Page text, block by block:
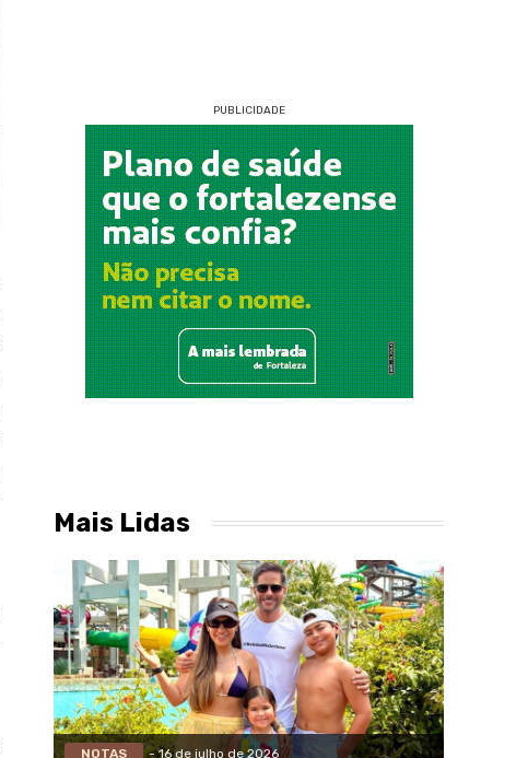
PUBLICIDADE
Mais Lidas
NOTAS - 16 de julho de 2026